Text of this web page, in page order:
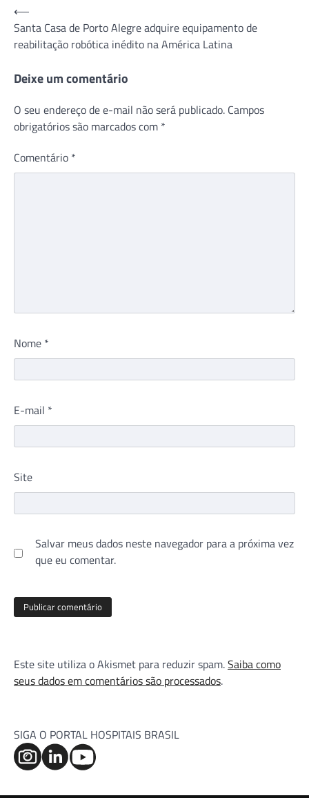
Navegação
de
Post
⟵
Santa Casa de Porto Alegre adquire equipamento de
reabilitação robótica inédito na América Latina
Deixe um comentário
O seu endereço de e-mail não será publicado. Campos
obrigatórios são marcados com *
Comentário *
Nome *
E-mail *
Site
Salvar meus dados neste navegador para a próxima vez
que eu comentar.
Este site utiliza o Akismet para reduzir spam.Saiba como
seus dados em comentários são processados.
SIGA O PORTAL HOSPITAIS BRASIL